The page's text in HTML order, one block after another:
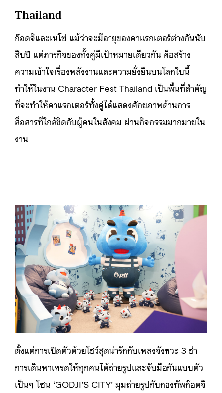
Thailand
ก๊อดจิและเนโซ่ แม้ว่าจะมีอายุของคาแรกเตอร์ต่างกันนับ
สิบปี แต่ภารกิจของทั้งคู่มีเป้าหมายเดียวกัน คือสร้าง
ความเข้าใจเรื่องพลังงานและความยั่งยืนบนโลกใบนี้
ทำให้ในงาน Character Fest Thailand เป็นพื้นที่สำคัญ
ที่จะทำให้คาแรกเตอร์ทั้งคู่ได้แสดงศักยภาพด้านการ
สื่อสารที่ใกล้ชิดกับผู้คนในสังคม ผ่านกิจกรรมมากมายใน
งาน
ตั้งแต่การเปิดตัวด้วยโชว์สุดน่ารักกับเพลงจังหวะ 3 ช่า
การเดินพาเหรดให้ทุกคนได้ถ่ายรูปและจับมือกันแบบตัว
เป็นๆ โซน ‘GODJI’S CITY’ มุมถ่ายรูปกับกองทัพก๊อดจิ